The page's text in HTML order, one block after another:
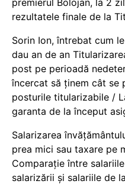
rezultatele finale de la
Sorin Ion, întrebat cum
dau an de an
post pe perioadă
încercat să ținem cât se
posturile titularizabile /
garanta de la început
Salarizarea
prea mici sau taxare pe
Comparație între
salarizării și salariile de